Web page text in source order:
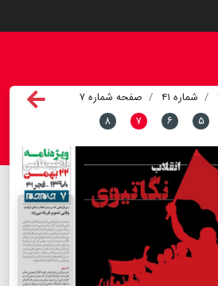
شماره ۴۱
صفحه شماره ۷
۵ ۶ ۷ ۸